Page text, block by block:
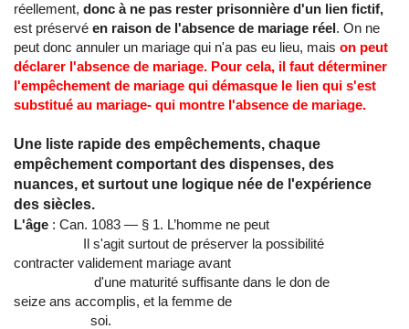
réellement, donc à ne pas rester prisonnière d'un lien fictif,
est préservé en raison de l'absence de mariage réel. On ne
peut donc annuler un mariage qui n'a pas eu lieu, mais on peut
déclarer l'absence de mariage. Pour cela, il faut déterminer
l'empêchement de mariage qui démasque le lien qui s'est
substitué au mariage- qui montre l'absence de mariage.
Une liste rapide des empêchements, chaque
empêchement comportant des dispenses, des
nuances, et surtout une logique née de l'expérience
des siècles.
L'âge : Can. 1083 — § 1. L’homme ne peut
Il s'agit surtout de préserver la possibilité
contracter validement mariage avant
d'une maturité suffisante dans le don de
seize ans accomplis, et la femme de
soi.